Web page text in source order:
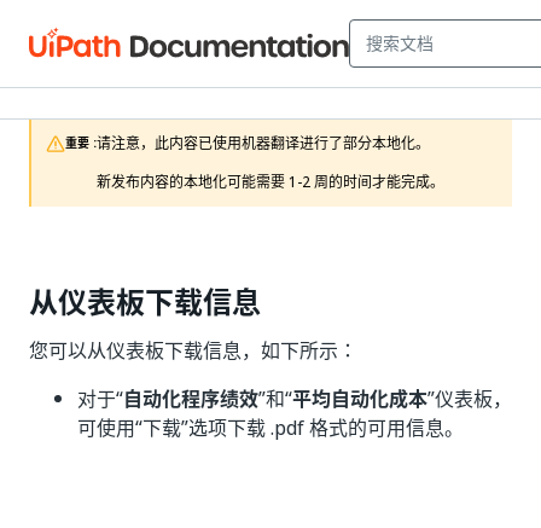
重要 :请注意，此内容已使用机器翻译进行了部分本地化。
新发布内容的本地化可能需要 1-2 周的时间才能完成。
从仪表板下载信息
您可以从仪表板下载信息，如下所示：
对于“自动化程序绩效”和“平均自动化成本”仪表板，
可使用“下载”选项下载 .pdf 格式的可用信息。